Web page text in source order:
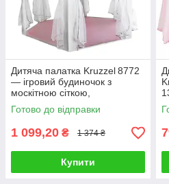
Дитяча палатка Kruzzel 8772
— ігровий будиночок з
москітною сіткою,
129×107×107 см
Готово до відправки
1 099,20 ₴ 1 374 ₴
Купити